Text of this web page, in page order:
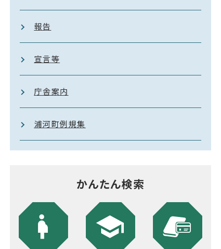
報告
宣言等
庁舎案内
浦河町例規集
かんたん検索